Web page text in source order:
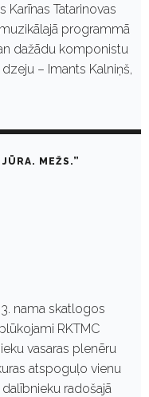
Karīnas Tatarinovas
programmā
dažādu komponistu
– Imants Kalniņš,
MEŽS.”
nama skatlogos
RKTMC
vasaras plenēru
atspoguļo vienu
radošajā